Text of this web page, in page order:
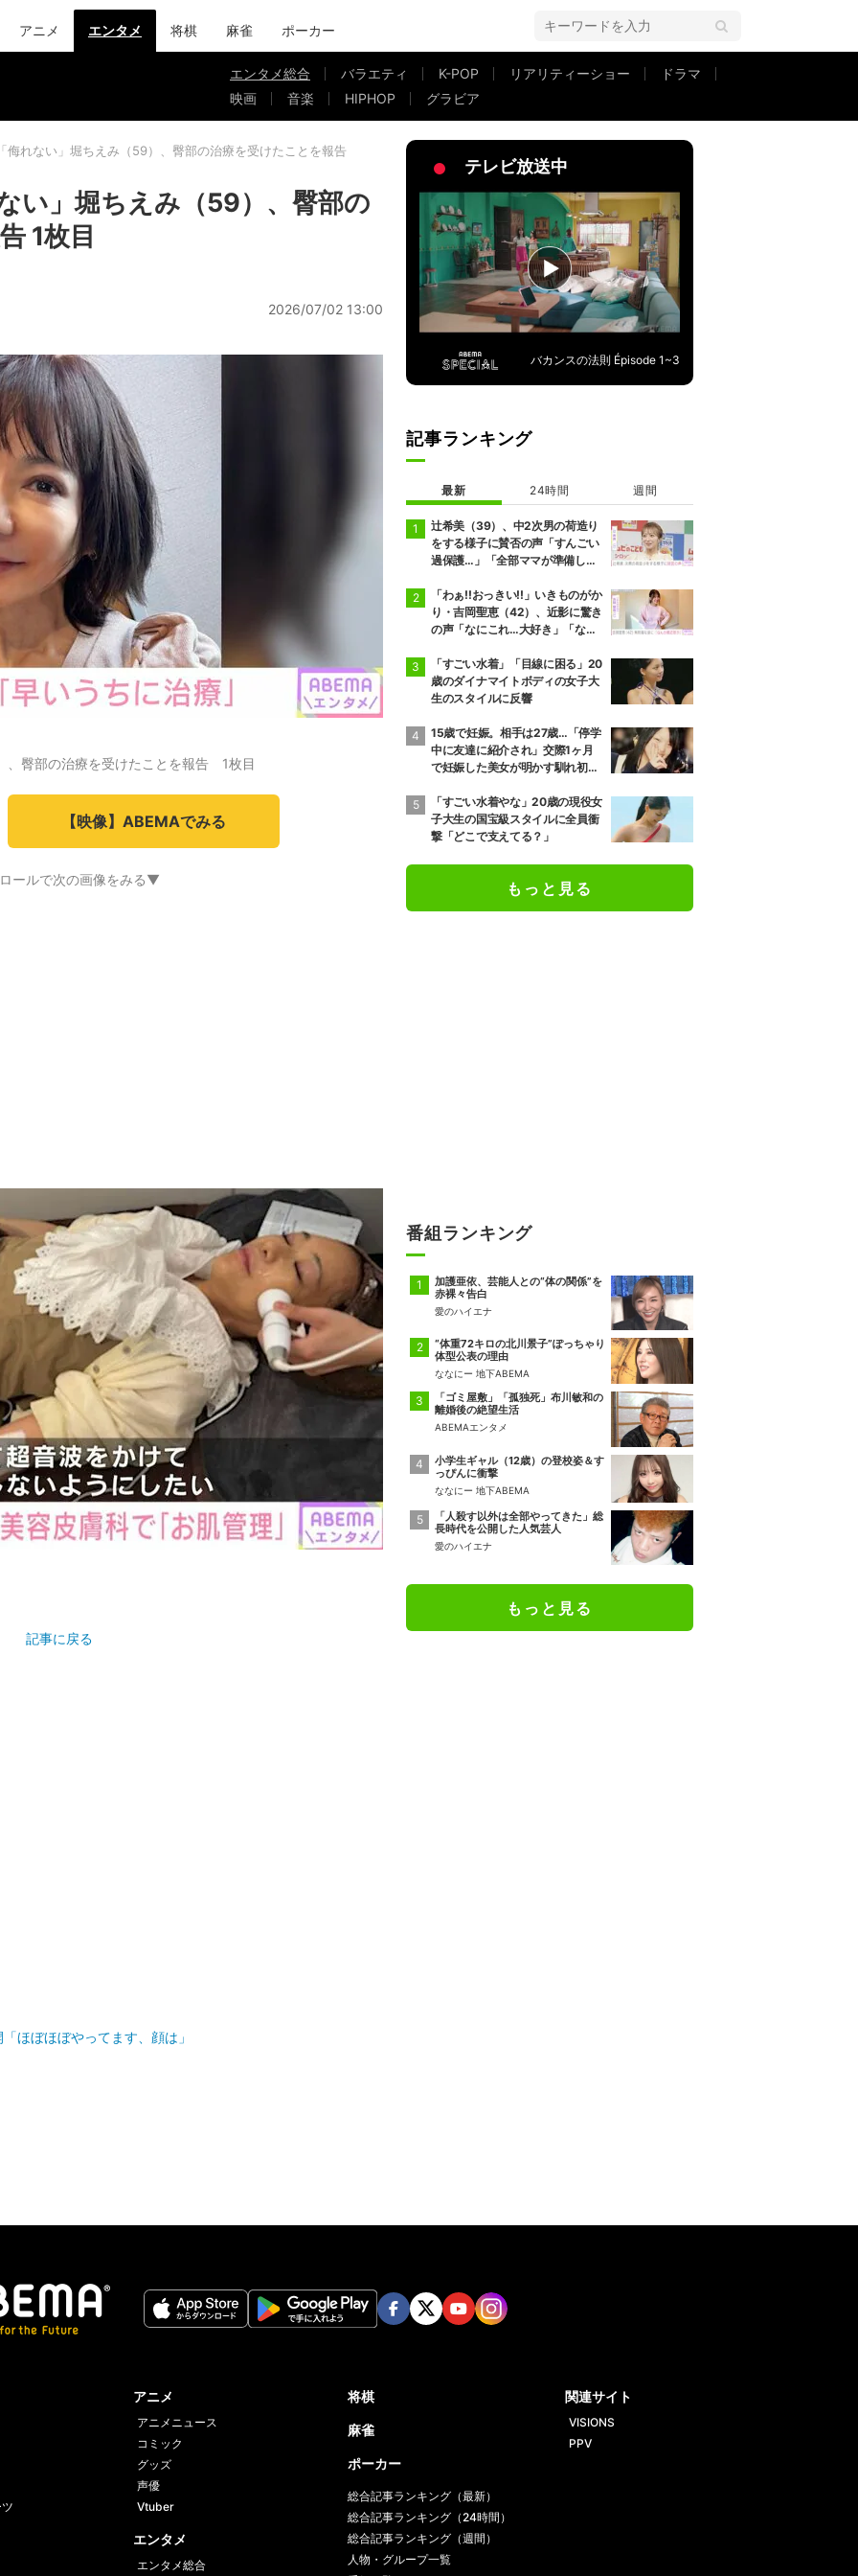
アニメ エンタメ 将棋 麻雀 ポーカー
エンタメ総合 バラエティ K-POP リアリティーショー
ドラマ
映画
音楽 HIPHOP グラビア
侮れない」堀ちえみ（59）、臀部の治療を受けたことを報告
い」堀ちえみ（59）、臀部の
1枚目
2026/07/02 13:00
、臀部の治療を受けたことを報告 1枚目
【映像】ABEMAでみる
ールで次の画像をみる▼
記事に戻る
ほぼほぼやってます、顔は」
テレビ放送中
バカンスの法則 Épisode 1~3
記事ランキング
最新 24時間 週間
辻希美（39）、中2次男の荷造り
をする様子に賛否の声「すんごい
過保護…」「全部ママが準備して
「わぁ!!おっきい!!」いきものがか
り・吉岡聖恵（42）、近影に驚き
の声「なにこれ…大好き」「なん
「すごい水着」「目線に困る」20
歳のダイナマイトボディの女子大
生のスタイルに反響
15歳で妊娠。相手は27歳…「停学
中に友達に紹介され」交際1ヶ月
で妊娠した美女が明かす馴れ初め
絶句
「すごい水着やな」20歳の現役女
子大生の国宝級スタイルに全員衝
撃「どこで支えてる？」
もっと見る
番組ランキング
加護亜依、芸能人との“体の関係”を
赤裸々告白
愛のハイエナ
“体重72キロの北川景子”ぽっちゃり
体型公表の理由
ななにー 地下ABEMA
「ゴミ屋敷」「孤独死」布川敏和の
離婚後の絶望生活
ABEMAエンタメ
小学生ギャル（12歳）の登校姿＆す
っぴんに衝撃
ななにー 地下ABEMA
「人殺す以外は全部やってきた」総
長時代を公開した人気芸人
愛のハイエナ
もっと見る
アニメ
アニメニュース
コミック
グッズ
声優
Vtuber
エンタメ
エンタメ総合
将棋
麻雀
ポーカー
総合記事ランキング（最新）
総合記事ランキング（24時間）
総合記事ランキング（週間）
人物・グループ一覧
関連サイト
VISIONS
PPV